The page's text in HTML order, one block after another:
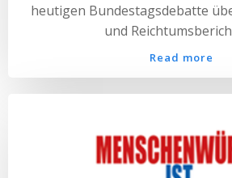
heutigen Bundestagsdebatte
und
Read more